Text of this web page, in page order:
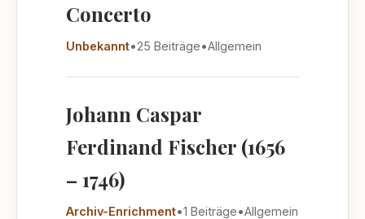
Concerto
Unbekannt•25 Beiträge•Allgemein
Johann Caspar
Ferdinand Fischer (1656
– 1746)
Archiv-Enrichment•1 Beiträge•Allgemein